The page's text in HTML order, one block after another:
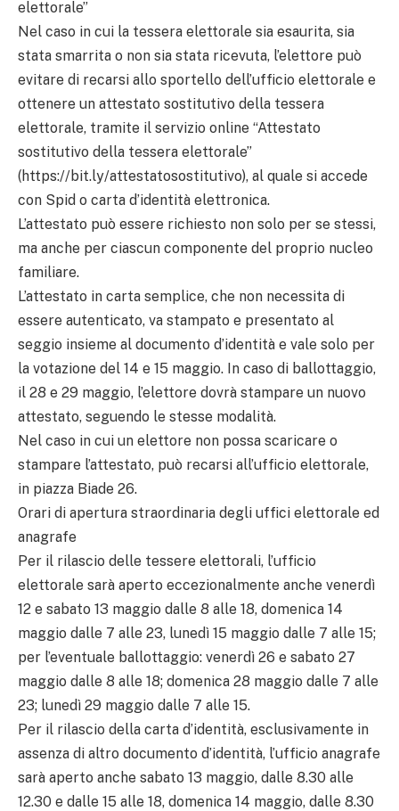
elettorale”
Nel caso in cui la tessera elettorale sia esaurita, sia
stata smarrita o non sia stata ricevuta, l’elettore può
evitare di recarsi allo sportello dell’ufficio elettorale e
ottenere un attestato sostitutivo della tessera
elettorale, tramite il servizio online “Attestato
sostitutivo della tessera elettorale”
(https://bit.ly/attestatosostitutivo), al quale si accede
con Spid o carta d’identità elettronica.
L’attestato può essere richiesto non solo per se stessi,
ma anche per ciascun componente del proprio nucleo
familiare.
L’attestato in carta semplice, che non necessita di
essere autenticato, va stampato e presentato al
seggio insieme al documento d’identità e vale solo per
la votazione del 14 e 15 maggio. In caso di ballottaggio,
il 28 e 29 maggio, l’elettore dovrà stampare un nuovo
attestato, seguendo le stesse modalità.
Nel caso in cui un elettore non possa scaricare o
stampare l’attestato, può recarsi all’ufficio elettorale,
in piazza Biade 26.
Orari di apertura straordinaria degli uffici elettorale ed
anagrafe
Per il rilascio delle tessere elettorali, l’ufficio
elettorale sarà aperto eccezionalmente anche venerdì
12 e sabato 13 maggio dalle 8 alle 18, domenica 14
maggio dalle 7 alle 23, lunedì 15 maggio dalle 7 alle 15;
per l’eventuale ballottaggio: venerdì 26 e sabato 27
maggio dalle 8 alle 18; domenica 28 maggio dalle 7 alle
23; lunedì 29 maggio dalle 7 alle 15.
Per il rilascio della carta d’identità, esclusivamente in
assenza di altro documento d’identità, l’ufficio anagrafe
sarà aperto anche sabato 13 maggio, dalle 8.30 alle
12.30 e dalle 15 alle 18, domenica 14 maggio, dalle 8.30